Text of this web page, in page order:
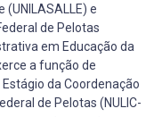
(UNILASALLE) e
de Pelotas
em Educação da
a função de
da Coordenação
de Pelotas (NULIC-